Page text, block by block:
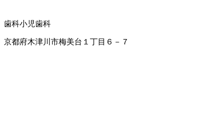
歯科小児歯科
京都府木津川市梅美台１丁目６－７